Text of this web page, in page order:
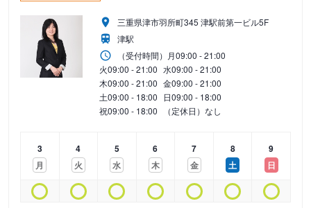
三重県津市羽所町345 津駅前第一ビル5F
津駅
（受付時間） 月09:00 - 21:00
火09:00 - 21:00 水09:00 - 21:00
木09:00 - 21:00 金09:00 - 21:00
土09:00 - 18:00 日09:00 - 18:00
祝09:00 - 18:00 （定休日）なし
3
月
4
火
5
水
6
木
7
金
8
土
9
日